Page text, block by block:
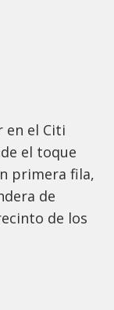
en el Citi
el toque
primera fila,
de
de los